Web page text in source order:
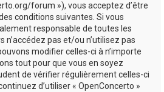
forum »), vous acceptez d’être
conditions suivantes. Si vous
responsable de toutes les
n’accédez pas et/ou n’utilisez pas
modifier celles-ci à n’importe
tout pour que vous en soyez
de vérifier régulièrement celles-ci
d’utiliser « OpenConcerto »